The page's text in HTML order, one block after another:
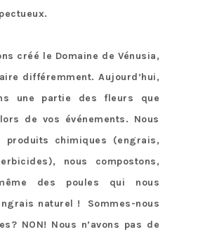
créé le Domaine de Vénusia,
différemment. Aujourd’hui,
une partie des fleurs que
de vos événements. Nous
produits chimiques (engrais,
nous compostons,
des poules qui nous
naturel ! Sommes-nous
NON! Nous n’avons pas de